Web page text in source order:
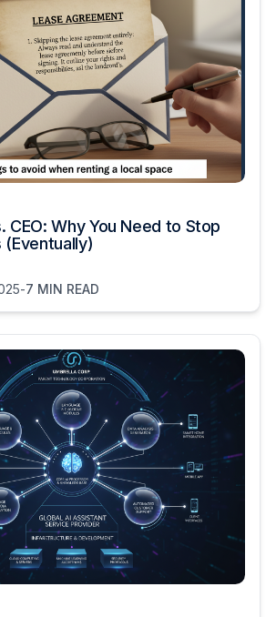
CEO: Why You Need to Stop
(Eventually)
-7 MIN READ